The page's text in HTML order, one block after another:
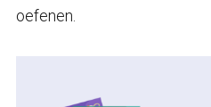
oefenen.